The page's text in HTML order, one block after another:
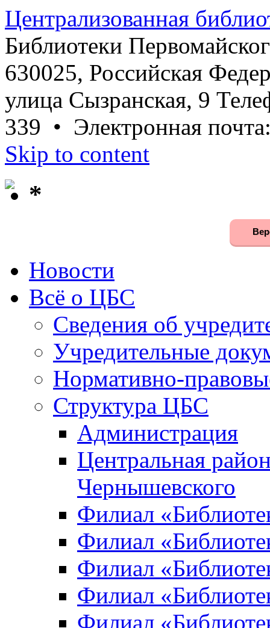
Централизованная
Библиотеки
630025, Российская
улица Сызранская, 9
339 • Электронная
Skip to content
*
Новости
Всё о ЦБС
Сведения об
Учредительные
Нормативно-
Структура ЦБС
Администрация
Центральная
Чернышевского
Филиал
Филиал
Филиал
Филиал
Филиал